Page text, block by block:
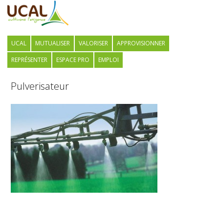
UCAL MUTUALISER VALORISER
APPROVISIONNER
REPRÉSENTER
ESPACE PRO EMPLOI
Pulverisateur